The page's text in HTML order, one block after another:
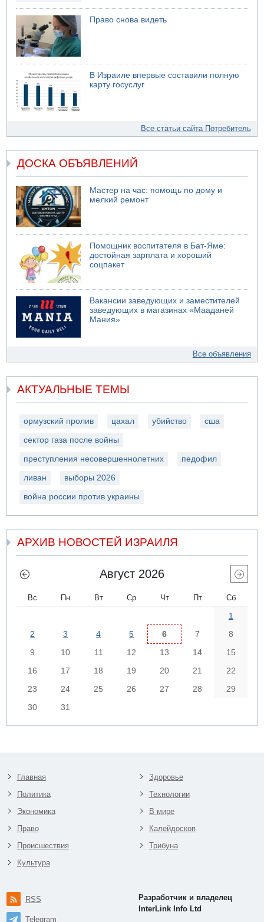
Право снова видеть
В Израиле впервые составили полную
карту госуслуг
Все статьи сайта Потребитель
ДОСКА ОБЪЯВЛЕНИЙ
Мастер на час: помощь по дому и
мелкий ремонт
Помощник воспитателя в Бат-Яме:
достойная зарплата и хороший
соцпакет
Вакансии заведующих и заместителей
заведующих в магазинах «Мааданей
Мания»
Все объявления
АКТУАЛЬНЫЕ ТЕМЫ
ормузский пролив цахал убийство сша
сектор газа после войны
преступления несовершеннолетних педофил
ливан выборы 2026
война россии против украины
АРХИВ НОВОСТЕЙ ИЗРАИЛЯ
Август 2026
Вс Пн Вт Ср Чт Пт Сб
1
2
3 4 5 6 7
8
9
10 11 12 13 14
15
16
17 18 19 20 21
22
23
24 25 26 27 28
29
30
31
Главная
Политика
Экономика
Право
Происшествия
Культура
Здоровье
Технологии
В мире
Калейдоскоп
Трибуна
RSS
Telegram
Разработчик и владелец
InterLink Info Ltd